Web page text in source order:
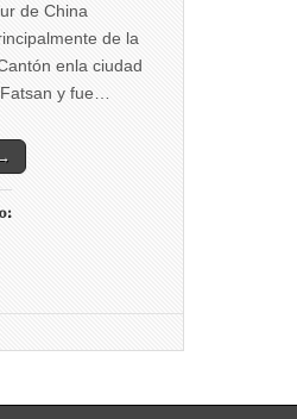
de China
de la
enla ciudad
y fue…